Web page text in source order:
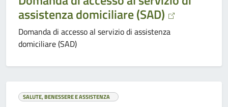
assistenza domiciliare (SAD)
Domanda di accesso al servizio di assistenza
domiciliare (SAD)
SALUTE, BENESSERE E ASSISTENZA